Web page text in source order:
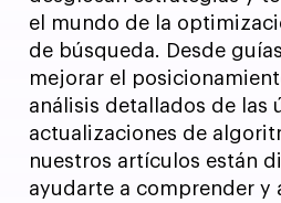
el mundo de la
de búsqueda. Desde
mejorar el
análisis detallados de las
actualizaciones de
nuestros artículos están
ayudarte a comprender y